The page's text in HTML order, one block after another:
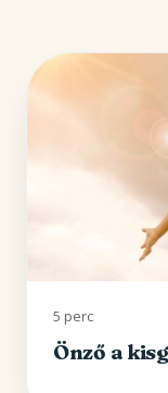
5 perc
Önző a